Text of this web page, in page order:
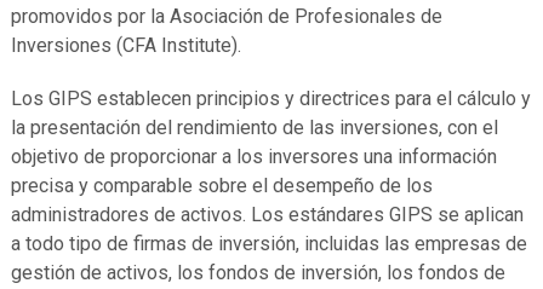
promovidos por la Asociación de Profesionales de
Inversiones (CFA Institute).
Los GIPS establecen principios y directrices para el cálculo y
la presentación del rendimiento de las inversiones, con el
objetivo de proporcionar a los inversores una información
precisa y comparable sobre el desempeño de los
administradores de activos. Los estándares GIPS se aplican
a todo tipo de firmas de inversión, incluidas las empresas de
gestión de activos, los fondos de inversión, los fondos de